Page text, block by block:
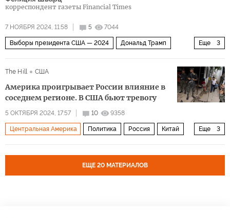
корреспондент газеты Financial Times
7 НОЯБРЯ 2024, 11:58 5 7044
Еще 3
Выборы президента США — 2024 Дональд Трамп
The Hill
США
Америка проигрывает России влияние в
соседнем регионе. В США бьют тревогу
5 ОКТЯБРЯ 2024, 17:57 10 9358
Еще 3
Центральная Америка Политика Россия Китай
Организации Американских Государств
ЕЩЕ 20 МАТЕРИАЛОВ